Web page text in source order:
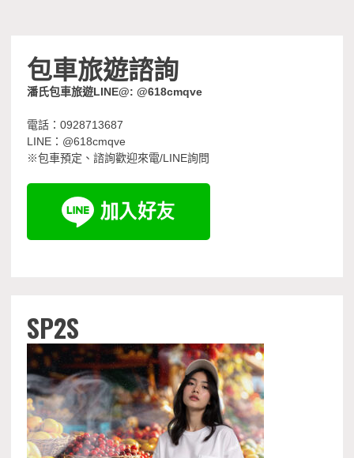
包車旅遊諮詢
潘氏包車旅遊LINE@: @618cmqve
電話：0928713687
LINE：@618cmqve
※包車預定、諮詢歡迎來電/LINE詢問
SP2S